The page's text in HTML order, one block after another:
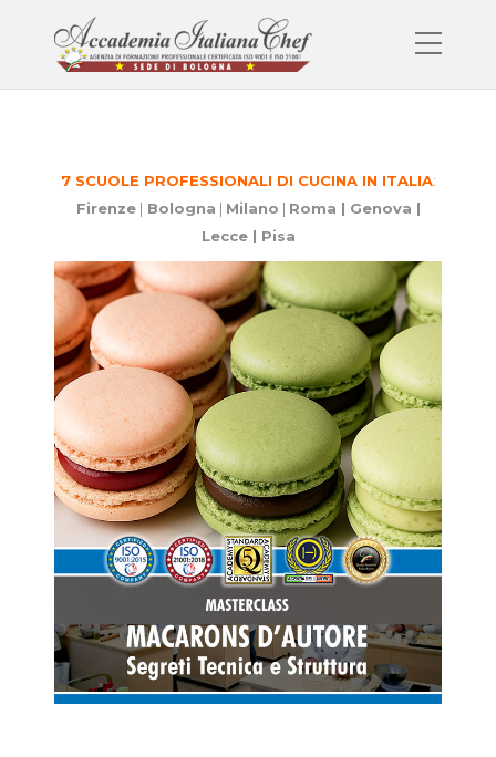
7 SCUOLE PROFESSIONALI DI CUCINA IN ITALIA:
Firenze| Bologna | Milano | Roma | Genova |
Lecce | Pisa